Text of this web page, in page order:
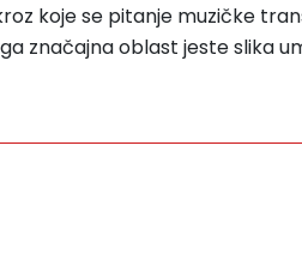
koje se pitanje muzičke
značajna oblast jeste slika